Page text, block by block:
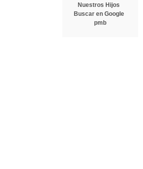
Nuestros Hijos
Buscar en Google
pmb